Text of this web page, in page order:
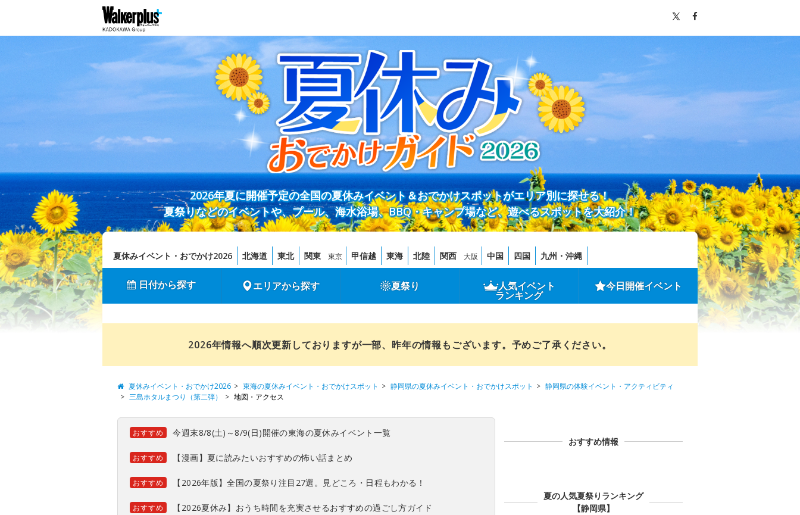
2026年夏に開催予定の全国の夏休みイベント＆おでかけスポットがエリア別に探せる！
夏祭りなどのイベントや、プール、海水浴場、BBQ・キャンプ場など、遊べるスポットを大紹介！
夏休みイベント・おでかけ2026 北海道 東北 関東 東京 甲信越 東海 北陸 関西 大阪 中国 四国 九州・沖縄
日付から探す エリアから探す 夏祭り 人気イベント
ランキング
今日開催イベント
2026年情報へ順次更新しておりますが一部、昨年の情報もございます。予めご了承ください。
夏休みイベント・おでかけ2026 東海の夏休みイベント・おでかけスポット 静岡県の夏休みイベント・おでかけスポット
静岡県の体験イベント・アクティビティ
三島ホタルまつり（第二弾）
地図・アクセス
おすすめ 今週末8/8(土)～8/9(日)開催の東海の夏休みイベント一覧
おすすめ 【漫画】夏に読みたいおすすめの怖い話まとめ
おすすめ 【2026年版】全国の夏祭り注目27選。見どころ・日程もわかる！
おすすめ 【2026夏休み】おうち時間を充実させるおすすめの過ごし方ガイド
おすすめ情報
夏の人気夏祭りランキング
【静岡県】